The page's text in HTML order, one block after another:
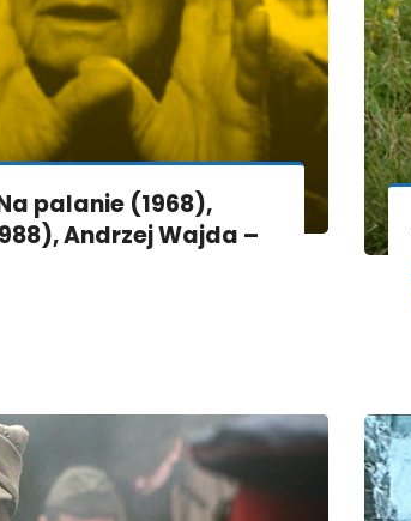
Na palanie (1968),
Andrzej Wajda –